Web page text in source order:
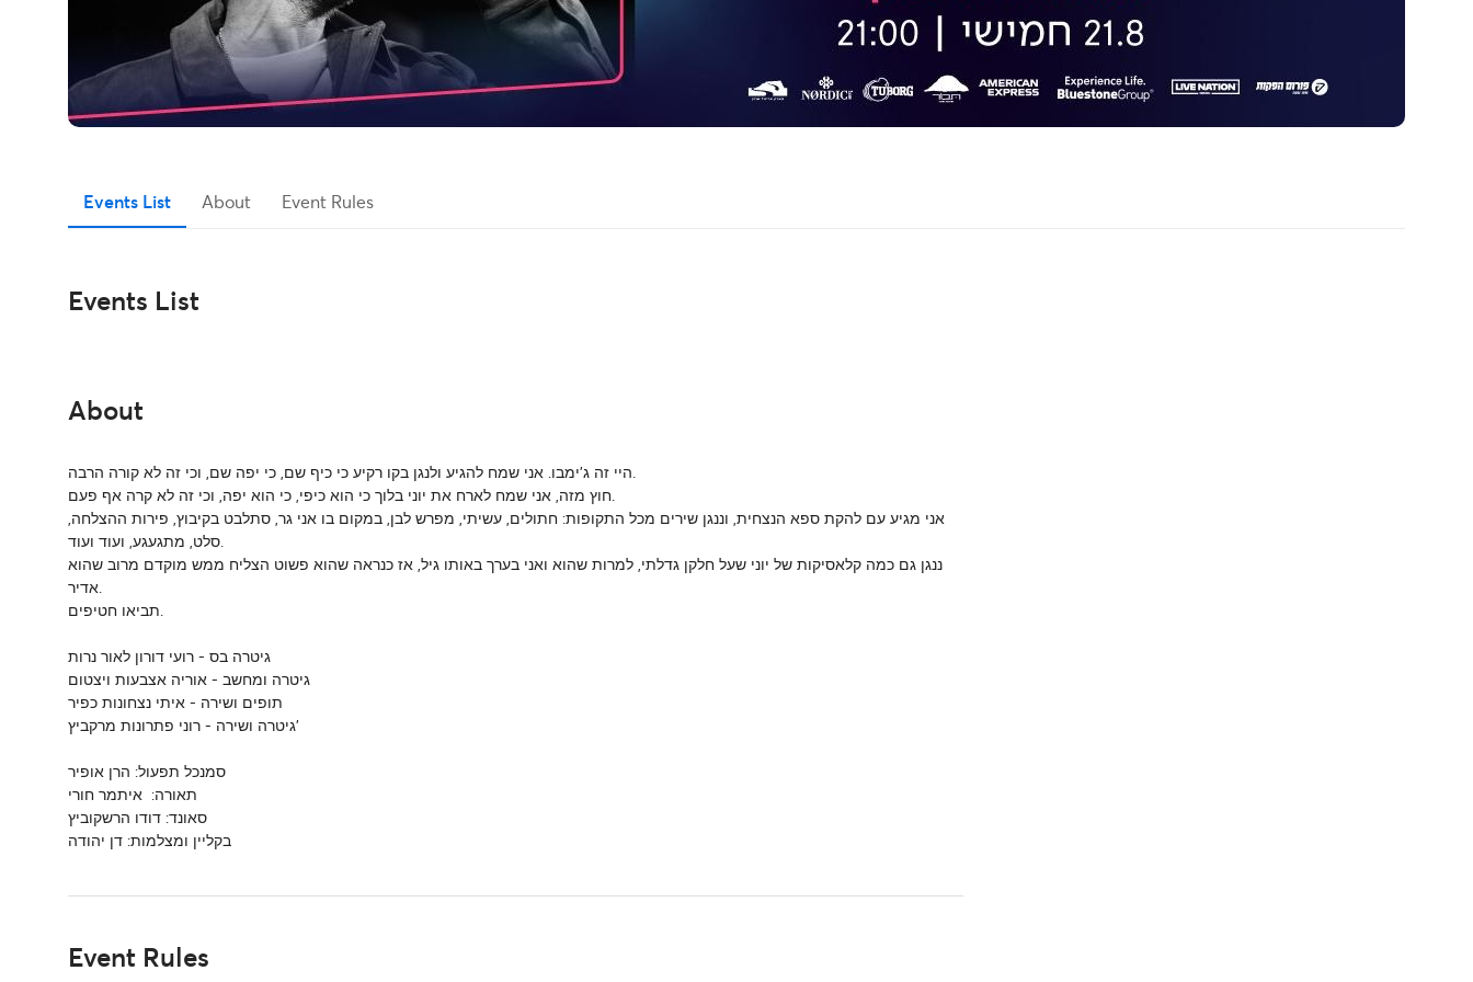
Events List About Event Rules
Events List
About
היי זה ג'ימבו. אני שמח להגיע ולנגן בקו רקיע כי כיף שם, כי יפה שם, וכי זה לא קורה הרבה.
חוץ מזה, אני שמח לארח את יוני בלוך כי הוא כיפי, כי הוא יפה, וכי זה לא קרה אף פעם.
אני מגיע עם להקת ספא הנצחית, וננגן שירים מכל התקופות: חתולים, עשיתי, מפרש לבן, במקום בו אני גר, סתלבט בקיבוץ, פירות ההצלחה,
סלט, מתגעגע, ועוד ועוד.
ננגן גם כמה קלאסיקות של יוני שעל חלקן גדלתי, למרות שהוא ואני בערך באותו גיל, אז כנראה שהוא פשוט הצליח ממש מוקדם מרוב שהוא
אדיר.
תביאו חטיפים.
גיטרה בס - רועי דורון לאור נרות
גיטרה ומחשב - אוריה אצבעות ויצטום
תופים ושירה - איתי נצחונות כפיר
גיטרה ושירה - רוני פתרונות מרקביץ'
סמנכל תפעול: הרן אופיר
תאורה: איתמר חורי
סאונד: דודו הרשקוביץ
בקליין ומצלמות: דן יהודה
Event Rules